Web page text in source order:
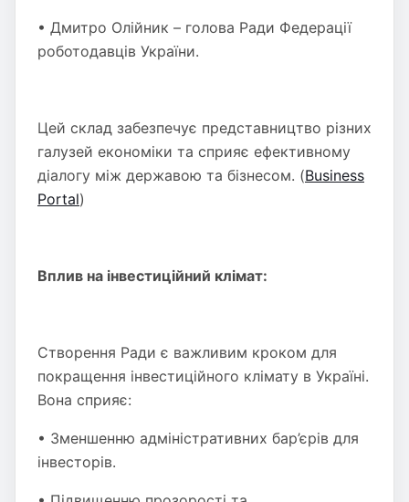
• Дмитро Олійник – голова Ради Федерації
роботодавців України.
Цей склад забезпечує представництво різних
галузей економіки та сприяє ефективному
діалогу між державою та бізнесом. (Business
Portal)
Вплив на інвестиційний клімат:
Створення Ради є важливим кроком для
покращення інвестиційного клімату в Україні.
Вона сприяє:
• Зменшенню адміністративних бар’єрів для
інвесторів.